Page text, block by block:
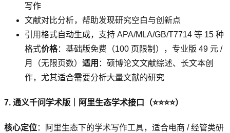
写作
文献对比分析，帮助发现研究空白与创新点
引用格式自动生成，支持 APA/MLA/GB/T7714 等 15 种
格式价格：基础版免费（100 页限制），专业版 49 元 /
月（无限页数） 适用 ：硕博论文文献综述、长文本创
作，尤其适合需要分析大量文献的研究
7. 通义千问学术版｜阿里生态学术接口（⭐⭐⭐⭐）
核心定位：阿里生态下的学术写作工具，适合电商 / 经管类研